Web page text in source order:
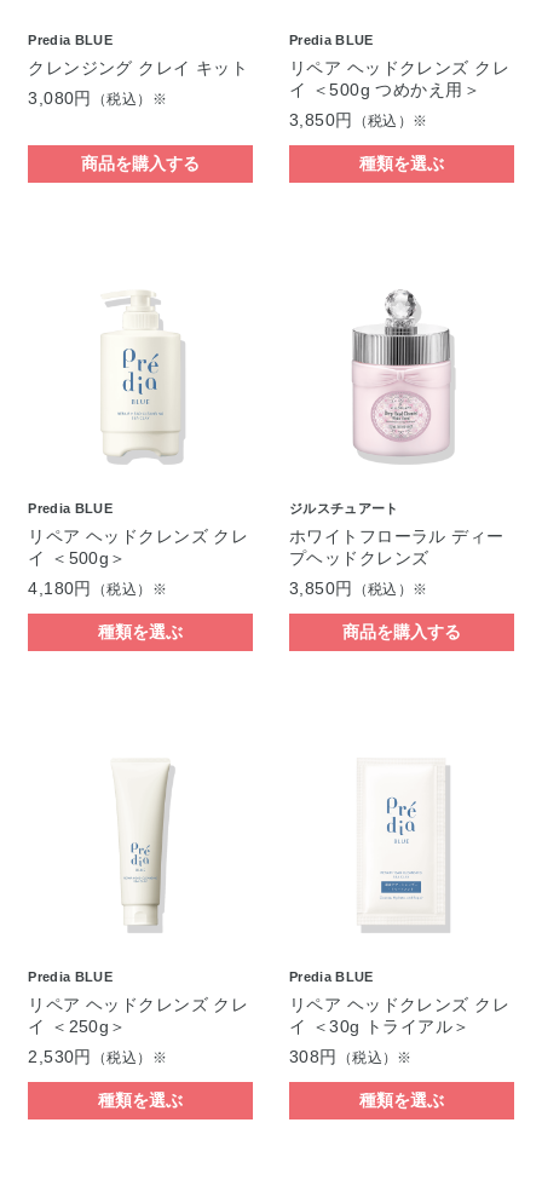
Predia BLUE
クレンジング クレイ キット
3,080円
（税込）※
商品を購入する
Predia BLUE
リペア ヘッドクレンズ クレ
イ ＜500g つめかえ用＞
3,850円
（税込）※
種類を選ぶ
Predia BLUE
リペア ヘッドクレンズ クレ
イ ＜500g＞
4,180円
（税込）※
種類を選ぶ
ジルスチュアート
ホワイトフローラル ディー
プヘッドクレンズ
3,850円
（税込）※
商品を購入する
Predia BLUE
リペア ヘッドクレンズ クレ
イ ＜250g＞
2,530円
（税込）※
種類を選ぶ
Predia BLUE
リペア ヘッドクレンズ クレ
イ ＜30g トライアル＞
308円
（税込）※
種類を選ぶ